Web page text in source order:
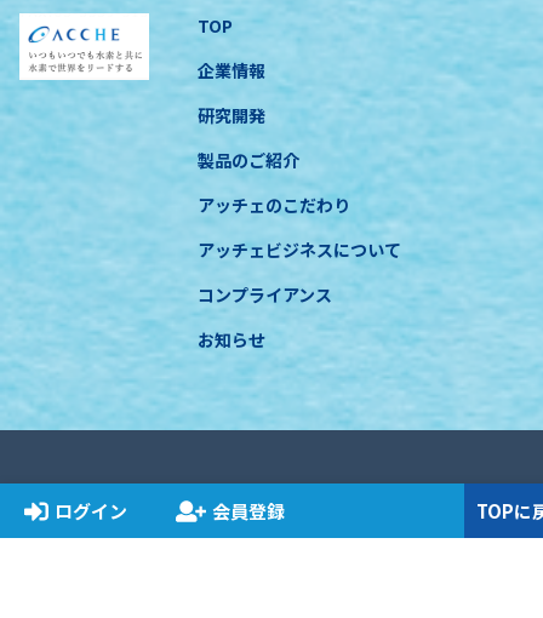
TOP
企業情報
研究開発
製品のご紹介
アッチェのこだわり
アッチェビジネスについて
コンプライアンス
お知らせ
特定商取引に基づく表示 プライバシーポリシー
COPYRIGHT © ACCHE INC. All RIGHT RESERVED
ログイン 会員登録 TOPに